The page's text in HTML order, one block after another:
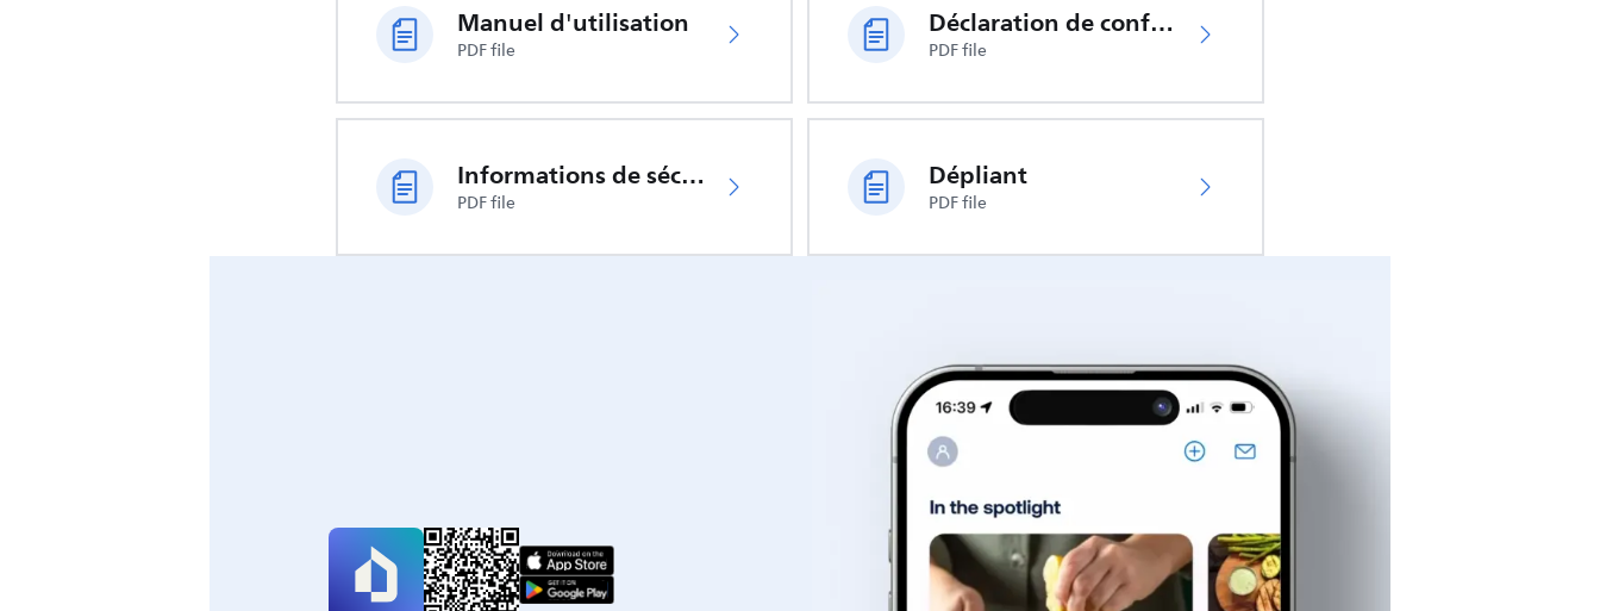
Manuel d'utilisation
PDF file
Déclaration de conformité UE
PDF file
Informations de sécurité importantes
PDF file
Dépliant
PDF file